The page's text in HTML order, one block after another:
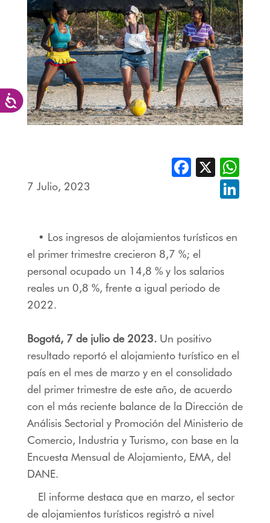
Accesibilidad
7 Julio, 2023
Facebook
X
• Los ingresos de alojamientos turísticos en
el primer trimestre crecieron 8,7 %; el
personal ocupado un 14,8 % y los salarios
reales un 0,8 %, frente a igual periodo de
2022.
Bogotá, 7 de julio de 2023. Un positivo
resultado reportó el alojamiento turístico en el
país en el mes de marzo y en el consolidado
del primer trimestre de este año, de acuerdo
con el más reciente balance de la Dirección de
Análisis Sectorial y Promoción del Ministerio de
Comercio, Industria y Turismo, con base en la
Encuesta Mensual de Alojamiento, EMA, del
DANE.
El informe destaca que en marzo, el sector
de alojamientos turísticos registró a nivel